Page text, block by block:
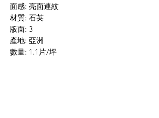
面感: 亮面連紋
材質: 石英
版面: 3
產地: 亞洲
數量: 1.1片/坪